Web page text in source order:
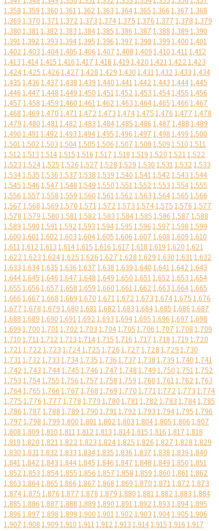
1,3581,3591,3601,3611,3621,3631,3641,3651,3661,3671,368
1,3691,3701,3711,3721,3731,3741,3751,3761,3771,3781,379
1,3801,3811,3821,3831,3841,3851,3861,3871,3881,3891,390
1,3911,3921,3931,3941,3951,3961,3971,3981,3991,4001,401
1,4021,4031,4041,4051,4061,4071,4081,4091,4101,4111,412
1,4131,4141,4151,4161,4171,4181,4191,4201,4211,4221,423
1,4241,4251,4261,4271,4281,4291,4301,4311,4321,4331,434
1,4351,4361,4371,4381,4391,4401,4411,4421,4431,4441,445
1,4461,4471,4481,4491,4501,4511,4521,4531,4541,4551,456
1,4571,4581,4591,4601,4611,4621,4631,4641,4651,4661,467
1,4681,4691,4701,4711,4721,4731,4741,4751,4761,4771,478
1,4791,4801,4811,4821,4831,4841,4851,4861,4871,4881,489
1,4901,4911,4921,4931,4941,4951,4961,4971,4981,4991,500
1,5011,5021,5031,5041,5051,5061,5071,5081,5091,5101,511
1,5121,5131,5141,5151,5161,5171,5181,5191,5201,5211,522
1,5231,5241,5251,5261,5271,5281,5291,5301,5311,5321,533
1,5341,5351,5361,5371,5381,5391,5401,5411,5421,5431,544
1,5451,5461,5471,5481,5491,5501,5511,5521,5531,5541,555
1,5561,5571,5581,5591,5601,5611,5621,5631,5641,5651,566
1,5671,5681,5691,5701,5711,5721,5731,5741,5751,5761,577
1,5781,5791,5801,5811,5821,5831,5841,5851,5861,5871,588
1,5891,5901,5911,5921,5931,5941,5951,5961,5971,5981,599
1,6001,6011,6021,6031,6041,6051,6061,6071,6081,6091,610
1,6111,6121,6131,6141,6151,6161,6171,6181,6191,6201,621
1,6221,6231,6241,6251,6261,6271,6281,6291,6301,6311,632
1,6331,6341,6351,6361,6371,6381,6391,6401,6411,6421,643
1,6441,6451,6461,6471,6481,6491,6501,6511,6521,6531,654
1,6551,6561,6571,6581,6591,6601,6611,6621,6631,6641,665
1,6661,6671,6681,6691,6701,6711,6721,6731,6741,6751,676
1,6771,6781,6791,6801,6811,6821,6831,6841,6851,6861,687
1,6881,6891,6901,6911,6921,6931,6941,6951,6961,6971,698
1,6991,7001,7011,7021,7031,7041,7051,7061,7071,7081,709
1,7101,7111,7121,7131,7141,7151,7161,7171,7181,7191,720
1,7211,7221,7231,7241,7251,7261,7271,7281,7291,730
1,7311,7321,7331,7341,7351,7361,7371,7381,7391,7401,741
1,7421,7431,7441,7451,7461,7471,7481,7491,7501,7511,752
1,7531,7541,7551,7561,7571,7581,7591,7601,7611,7621,763
1,7641,7651,7661,7671,7681,7691,7701,7711,7721,7731,774
1,7751,7761,7771,7781,7791,7801,7811,7821,7831,7841,785
1,7861,7871,7881,7891,7901,7911,7921,7931,7941,7951,796
1,7971,7981,7991,8001,8011,8021,8031,8041,8051,8061,807
1,8081,8091,8101,8111,8121,8131,8141,8151,8161,8171,818
1,8191,8201,8211,8221,8231,8241,8251,8261,8271,8281,829
1,8301,8311,8321,8331,8341,8351,8361,8371,8381,8391,840
1,8411,8421,8431,8441,8451,8461,8471,8481,8491,8501,851
1,8521,8531,8541,8551,8561,8571,8581,8591,8601,8611,862
1,8631,8641,8651,8661,8671,8681,8691,8701,8711,8721,873
1,8741,8751,8761,8771,8781,8791,8801,8811,8821,8831,884
1,8851,8861,8871,8881,8891,8901,8911,8921,8931,8941,895
1,8961,8971,8981,8991,9001,9011,9021,9031,9041,9051,906
1,9071,9081,9091,9101,9111,9121,9131,9141,9151,9161,917